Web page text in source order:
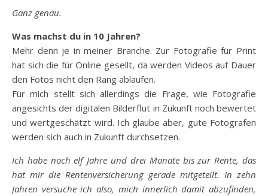
Ganz genau.
Was machst du in 10 Jahren?
Mehr denn je in meiner Branche. Zur Fotografie für Print
hat sich die für Online gesellt, da werden Videos auf Dauer
den Fotos nicht den Rang ablaufen.
Für mich stellt sich allerdings die Frage, wie Fotografie
angesichts der digitalen Bilderflut in Zukunft noch bewertet
und wertgeschätzt wird. Ich glaube aber, gute Fotografen
werden sich auch in Zukunft durchsetzen.
Ich habe noch elf Jahre und drei Monate bis zur Rente, das
hat mir die Rentenversicherung gerade mitgeteilt. In zehn
Jahren versuche ich also, mich innerlich damit abzufinden,